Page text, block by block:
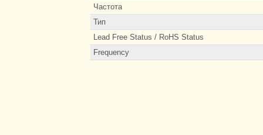
Частота
Тип
Lead Free Status / RoHS Status
Frequency